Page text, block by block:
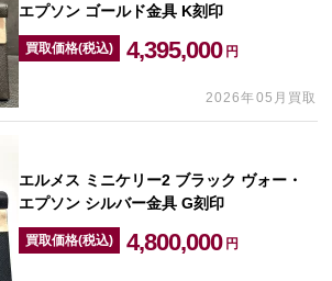
エプソン ゴールド金具 K刻印
買取価格(税込) 4,395,000 円
2026年05月買取
エルメス ミニケリー2 ブラック ヴォー・
エプソン シルバー金具 G刻印
買取価格(税込) 4,800,000 円